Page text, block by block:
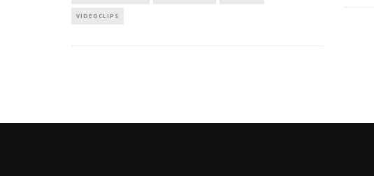
VIDEOCLIPS